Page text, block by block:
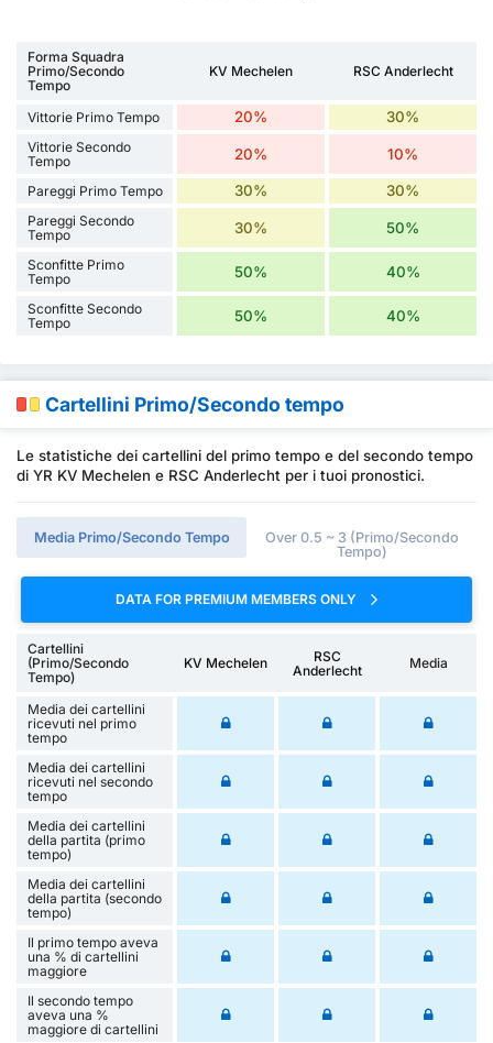
Forma Squadra
Primo/Secondo
Tempo
KV Mechelen RSC Anderlecht
Vittorie Primo Tempo 20% 30%
Vittorie Secondo
Tempo
20% 10%
Pareggi Primo Tempo 30% 30%
Pareggi Secondo
Tempo
30% 50%
Sconfitte Primo
Tempo
50% 40%
Sconfitte Secondo
Tempo
50% 40%
Cartellini Primo/Secondo tempo
Le statistiche dei cartellini del primo tempo e del secondo tempo
di YR KV Mechelen e RSC Anderlecht per i tuoi pronostici.
Media Primo/Secondo Tempo
Over 0.5 ~ 3 (Primo/Secondo
Tempo)
DATA FOR PREMIUM MEMBERS ONLY
Cartellini
(Primo/Secondo
Tempo)
KV Mechelen
RSC
Anderlecht
Media
Media dei cartellini
ricevuti nel primo
tempo
Media dei cartellini
ricevuti nel secondo
tempo
Media dei cartellini
della partita (primo
tempo)
Media dei cartellini
della partita (secondo
tempo)
Il primo tempo aveva
una % di cartellini
maggiore
Il secondo tempo
aveva una %
maggiore di cartellini